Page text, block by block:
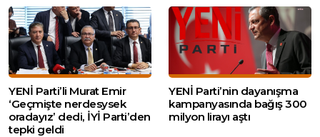
YENİ Parti’li Murat Emir
‘Geçmişte nerdesysek
oradayız’ dedi, İYİ Parti’den
tepki geldi
YENİ Parti’nin dayanışma
kampanyasında bağış 300
milyon lirayı aştı